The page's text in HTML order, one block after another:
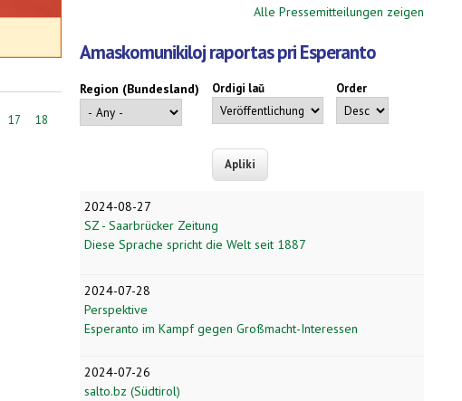
17
18
Alle Pressemitteilungen zeigen
Amaskomunikiloj raportas pri Esperanto
Region (Bundesland) Ordigi laŭ Order
2024-08-27
SZ - Saarbrücker Zeitung
Diese Sprache spricht die Welt seit 1887
2024-07-28
Perspektive
Esperanto im Kampf gegen Großmacht-Interessen
2024-07-26
salto.bz (Südtirol)